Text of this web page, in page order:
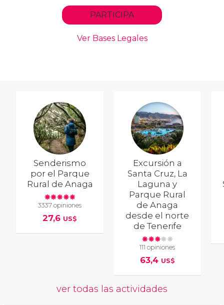
Senderismo
por el Parque
Rural de Anaga
3337 opiniones
27,6 US$
Excursión a
Santa Cruz, La
Laguna y
Parque Rural
de Anaga
desde el norte
de Tenerife
111 opiniones
63,4 US$
ver todas las actividades